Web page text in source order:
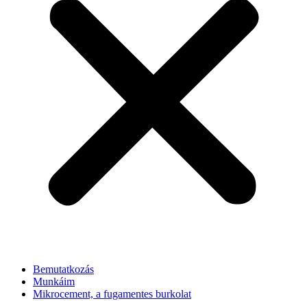
Bemutatkozás
Munkáim
Mikrocement, a fugamentes burkolat